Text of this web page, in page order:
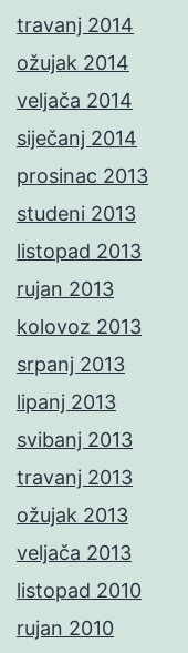
travanj 2014
ožujak 2014
veljača 2014
siječanj 2014
prosinac 2013
studeni 2013
listopad 2013
rujan 2013
kolovoz 2013
srpanj 2013
lipanj 2013
svibanj 2013
travanj 2013
ožujak 2013
veljača 2013
listopad 2010
rujan 2010